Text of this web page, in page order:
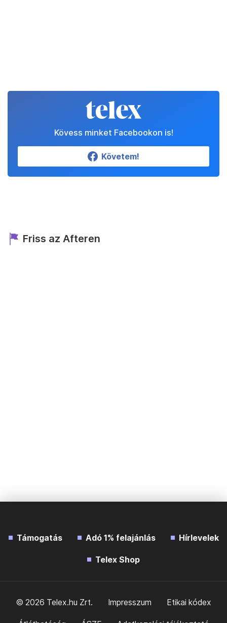
Kövess minket Facebookon is!
Követem!
Friss az Afteren
Támogatás Adó 1% felajánlás Hírlevelek
Telex Shop
© 2026 Telex.hu Zrt. Impresszum Etikai kódex